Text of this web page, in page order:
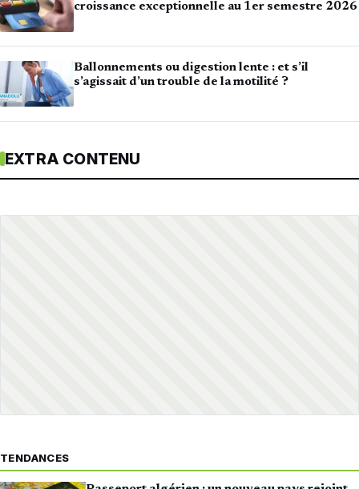
croissance exceptionnelle au 1er semestre 2026
Ballonnements ou digestion lente : et s’il
s’agissait d’un trouble de la motilité ?
EXTRA CONTENU
TENDANCES